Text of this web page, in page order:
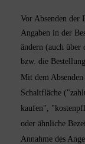
Vor Absenden der
Angaben in der
ändern (auch
bzw. die
Mit dem
Schaltfläche
kaufen",
oder ähnliche
Annahme des